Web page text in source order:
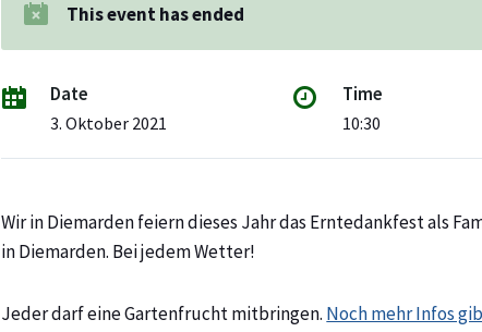
This event has ended
Date
3. Oktober 2021
Time
10:30
Wir in Diemarden feiern dieses Jahr das Erntedankfest als
in Diemarden. Bei jedem Wetter!
Jeder darf eine Gartenfrucht mitbringen. Noch mehr Infos